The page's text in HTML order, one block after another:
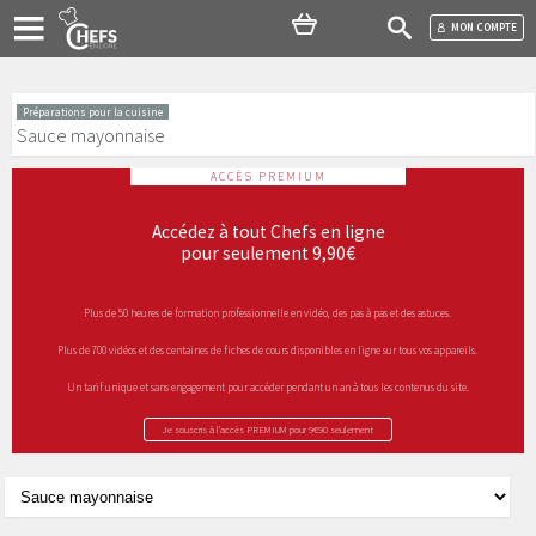
MON COMPTE
Préparations pour la cuisine
Sauce mayonnaise
ACCÈS PREMIUM
Accédez à tout Chefs en ligne
pour seulement 9,90€
Plus de 50 heures de formation professionnelle en vidéo, des pas à pas et des astuces.
Plus de 700 vidéos et des centaines de fiches de cours disponibles en ligne sur tous vos appareils.
Un tarif unique et sans engagement pour accéder pendant un an à tous les contenus du site.
Je souscris à l’accès PREMIUM pour 9€90 seulement